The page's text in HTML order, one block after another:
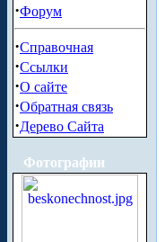
·Форум
·Справочная
·Ссылки
·О сайте
·Обратная связь
·Дерево Сайта
Фотографии